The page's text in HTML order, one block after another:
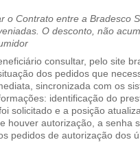
o Contrato entre a Bradesco
O desconto, não
consultar, pelo site
dos pedidos que
sincronizada com os
identificação do
solicitado e a posição
houver autorização, a senha
pedidos de autorização dos